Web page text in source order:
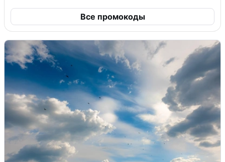
Все промокоды